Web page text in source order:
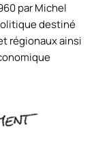
par Michel
destiné
régionaux ainsi